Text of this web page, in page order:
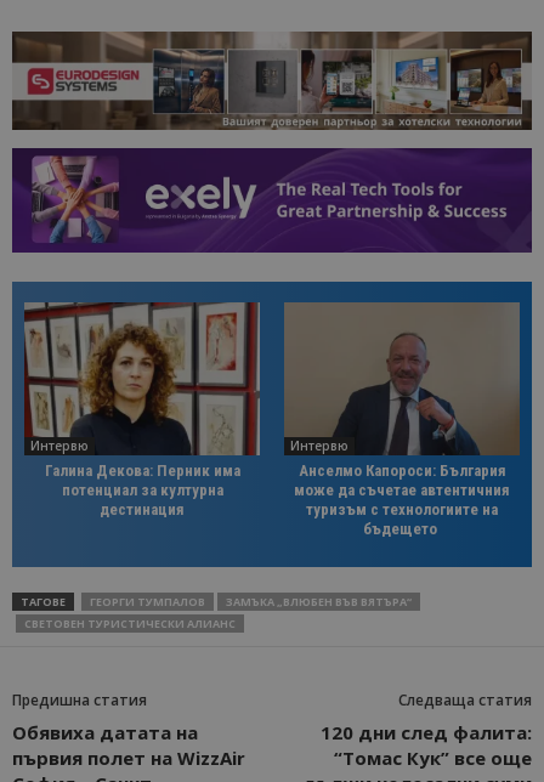
Интервю
Галина Декова: Перник има
потенциал за културна
дестинация
Интервю
Анселмо Капороси: България
може да съчетае автентичния
туризъм с технологиите на
бъдещето
ТАГОВЕ ГЕОРГИ ТУМПАЛОВ
ЗАМЪКА „ВЛЮБЕН ВЪВ ВЯТЪРА“
СВЕТОВЕН ТУРИСТИЧЕСКИ АЛИАНС
Предишна статия
Обявиха датата на
първия полет на WizzAir
Следваща статия
120 дни след фалита:
“Томас Кук” все още